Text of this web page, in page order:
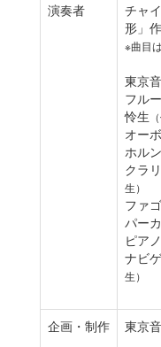
演奏者
チャ
形」
※曲目
東京
フル
怜生
オー
ホル
クラ
生）
ファ
パー
ピア
ナビ
生）
企画・制作
東京